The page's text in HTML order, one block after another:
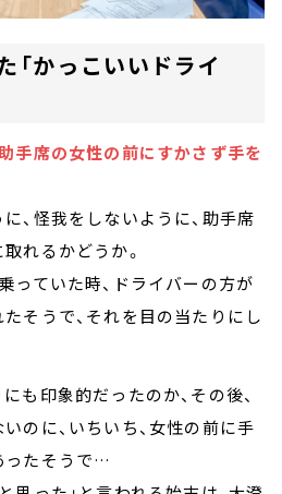
「かっこいいドライ
助手席の女性の前にすかさず手を
、怪我をしないように、助手席
れるかどうか。
っていた時、ドライバーの方が
そうで、それを目の当たりにし
も印象的だったのか、その後、
のに、いちいち、女性の前に手
ったそうで…